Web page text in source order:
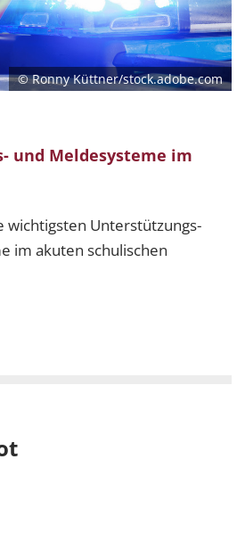
© Ronny Küttner/stock.adobe.com
und Meldesysteme im
wichtigsten Unterstützungs-
im akuten schulischen